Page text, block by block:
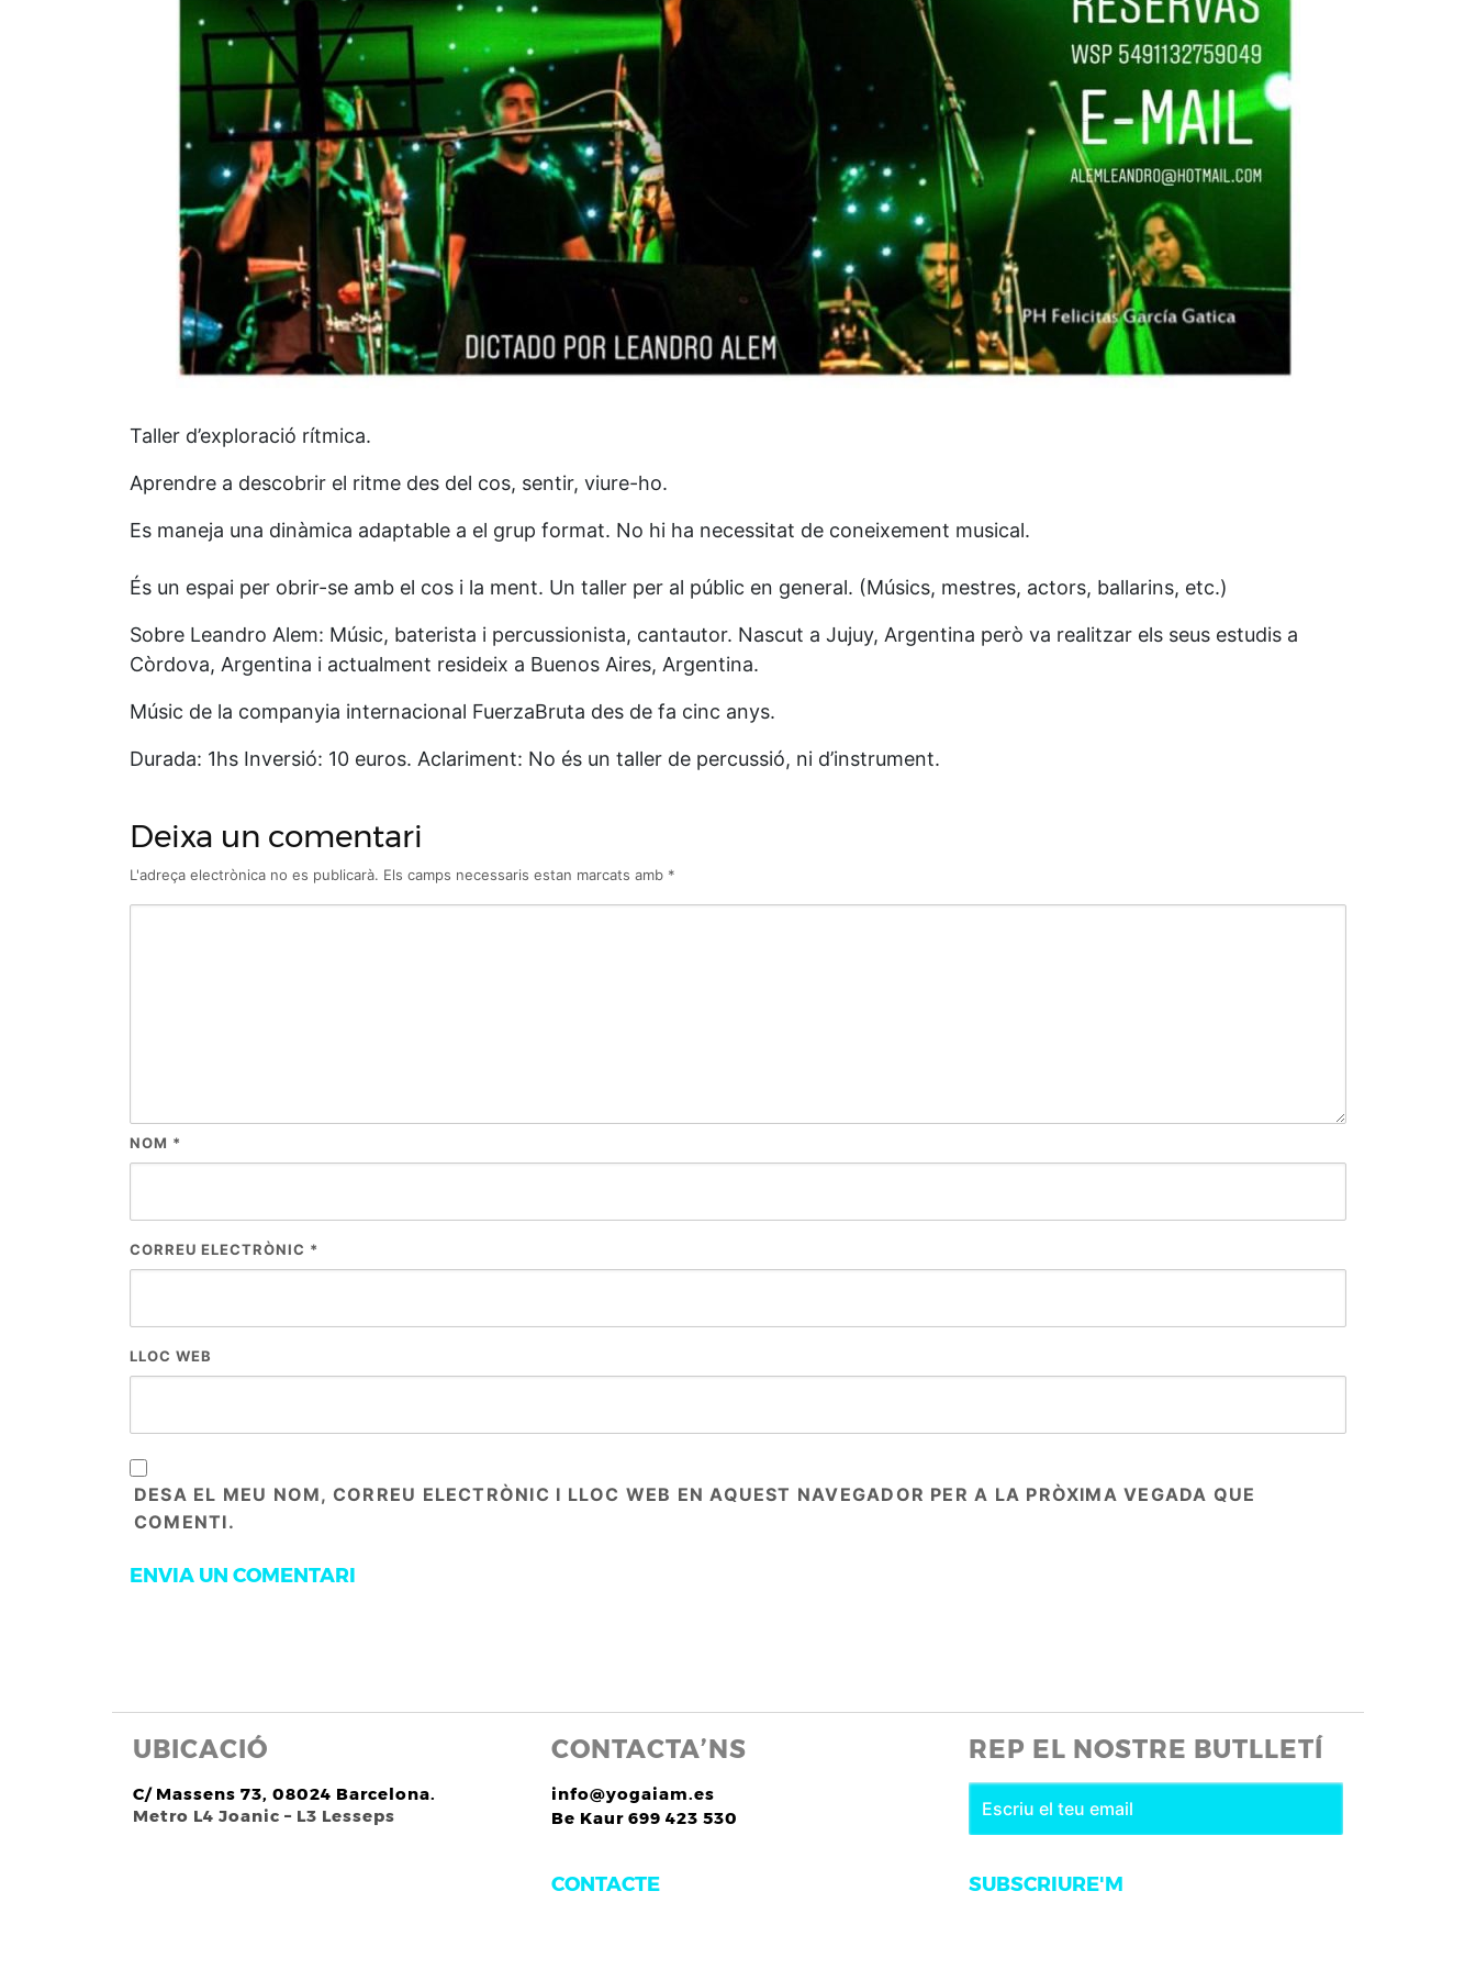
Taller d’exploració rítmica.
Aprendre a descobrir el ritme des del cos, sentir, viure-ho.
Es maneja una dinàmica adaptable a el grup format. No hi ha necessitat de coneixement musical.
És un espai per obrir-se amb el cos i la ment. Un taller per al públic en general. (Músics, mestres, actors, ballarins, etc.)
Sobre Leandro Alem: Músic, baterista i percussionista, cantautor. Nascut a Jujuy, Argentina però va realitzar els seus estudis a
Còrdova, Argentina i actualment resideix a Buenos Aires, Argentina.
Músic de la companyia internacional FuerzaBruta des de fa cinc anys.
Durada: 1hs Inversió: 10 euros. Aclariment: No és un taller de percussió, ni d’instrument.
Deixa un comentari
L'adreça electrònica no es publicarà. Els camps necessaris estan marcats amb *
NOM *
CORREU ELECTRÒNIC *
LLOC WEB
DESA EL MEU NOM, CORREU ELECTRÒNIC I LLOC WEB EN AQUEST NAVEGADOR PER A LA PRÒXIMA VEGADA QUE
COMENTI.
UBICACIÓ
C/ Massens 73, 08024 Barcelona.
Metro L4 Joanic – L3 Lesseps
CONTACTA’NS
info@yogaiam.es
Be Kaur 699 423 530
CONTACTE
REP EL NOSTRE BUTLLETÍ
SUBSCRIURE'M